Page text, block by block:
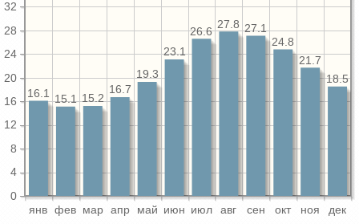
янв фев мар апр май июн июл авг сен окт ноя дек
0
4
8
12
16
20
24
28
32
18.5
21.7
24.8
27.1
27.8
26.6
23.1
19.3
16.7
15.2
15.1
16.1